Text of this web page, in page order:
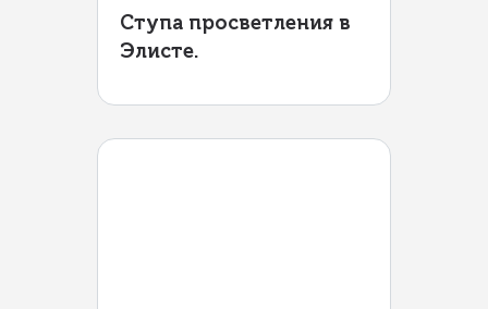
Ступа просветления в
Элисте.